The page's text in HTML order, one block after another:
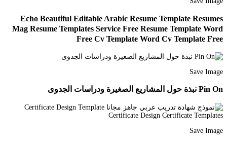
Echo Beautiful Editable Arabic Resume Template Resumes
Mag Resume Templates Service Free Resume Template Word
Free Cv Template Word Cv Template Free
Save Image
Pin On نبذة حول المشاريع الصغيرة ودراسات الجدوى
Save Image